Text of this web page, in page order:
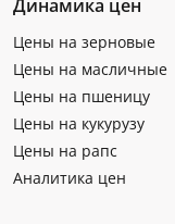
Динамика цен
Цены на зерновые
Цены на масличные
Цены на пшеницу
Цены на кукурузу
Цены на рапс
Аналитика цен